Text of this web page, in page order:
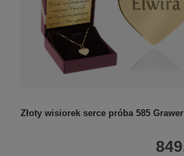
Złoty wisiorek serce próba 585 Grawer